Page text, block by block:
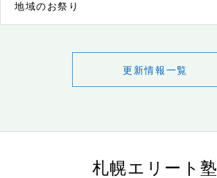
地域のお祭り
更新情報一覧
札幌エリート塾